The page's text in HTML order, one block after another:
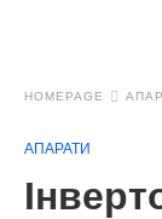
HOMEPAGE
АПАРАТИ